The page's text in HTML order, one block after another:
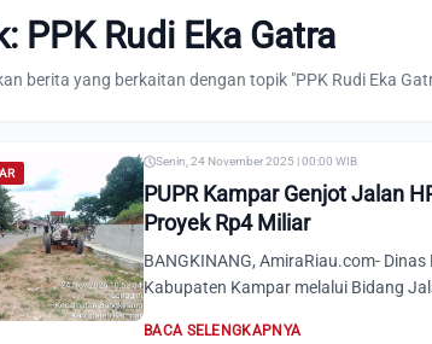
PPK Rudi Eka Gatra
berita yang berkaitan dengan topik "PPK Rudi Eka
Senin, 24 November 2025 | 00:00 WIB
PUPR Kampar Genjot Jalan
Proyek Rp4 Miliar
BANGKINANG, AmiraRiau.com-
Kabupaten Kampar melalui Bidang
BACA SELENGKAPNYA